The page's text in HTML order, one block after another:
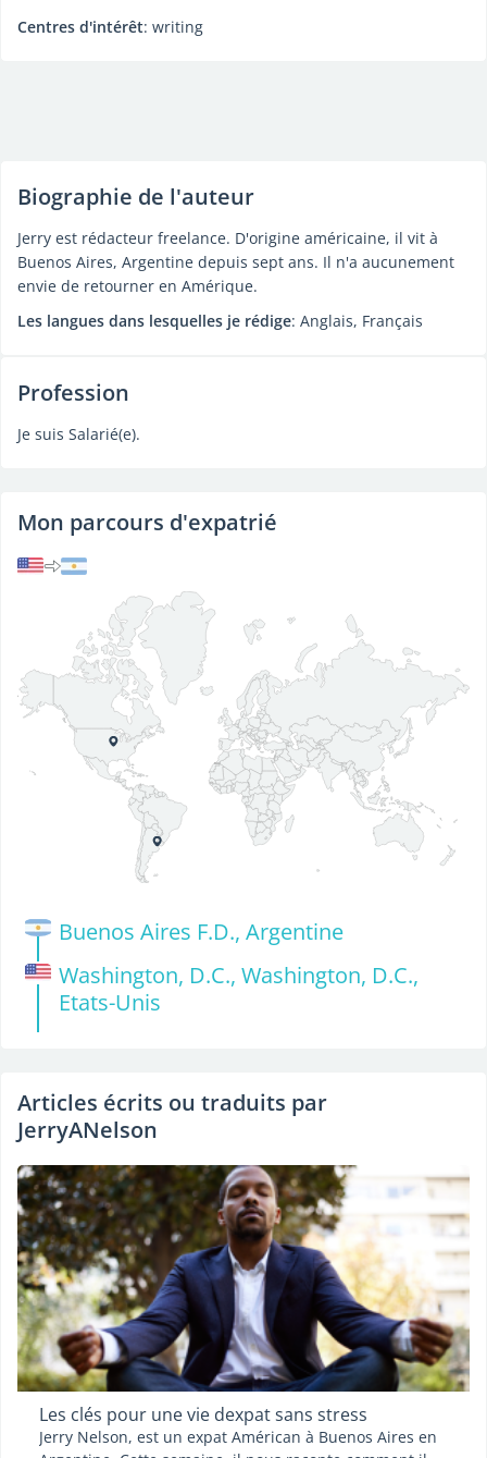
Centres d'intérêt: writing
Biographie de l'auteur
Jerry est rédacteur freelance. D'origine américaine, il vit à
Buenos Aires, Argentine depuis sept ans. Il n'a aucunement
envie de retourner en Amérique.
Les langues dans lesquelles je rédige: Anglais, Français
Profession
Je suis Salarié(e).
Mon parcours d'expatrié
Buenos Aires F.D., Argentine
Washington, D.C., Washington, D.C.,
Etats-Unis
Articles écrits ou traduits par
JerryANelson
Les clés pour une vie dexpat sans stress
Jerry Nelson, est un expat Américan à Buenos Aires en